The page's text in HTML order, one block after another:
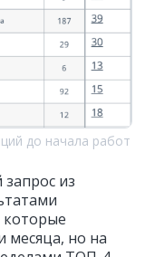
до начала работ
из
которые
месяца, но на